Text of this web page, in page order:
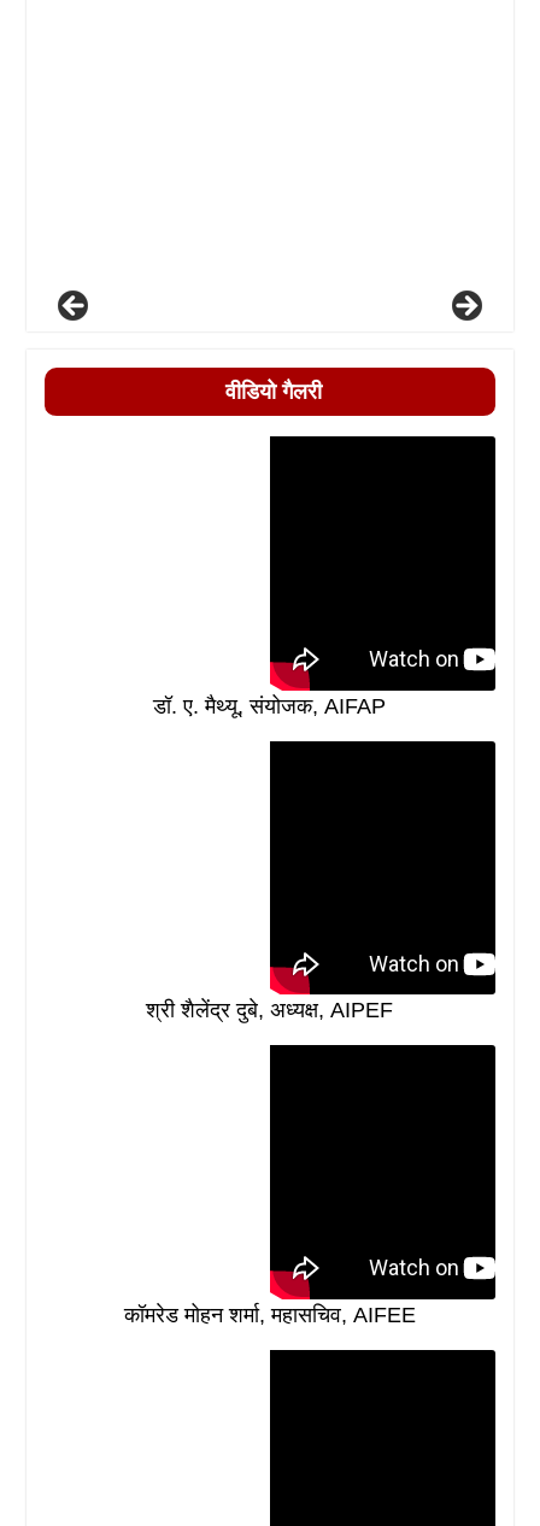
वीडियो गैलरी
डॉ. ए. मैथ्यू, संयोजक, AIFAP
श्री शैलेंद्र दुबे, अध्यक्ष, AIPEF
कॉमरेड मोहन शर्मा, महासचिव, AIFEE